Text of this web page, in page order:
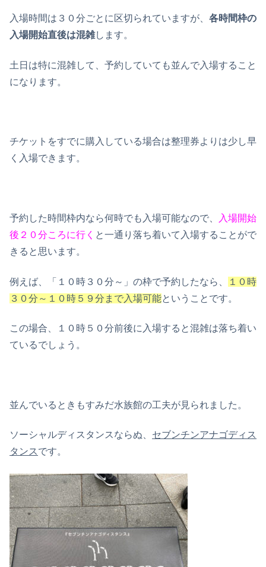
入場時間は３０分ごとに区切られていますが、 各時間枠の
入場開始直後は混雑します。
土日は特に混雑して、予約していても並んで入場すること
になります。
チケットをすでに購入している場合は整理券よりは少し早
く入場できます。
予約した時間枠内なら何時でも入場可能なので、
入場開始
後２０分ころに行く と一通り落ち着いて入場することがで
きると思います。
例えば、「１０時３０分～」の枠で予約したなら、
１０時
３０分～１０時５９分まで入場可能ということです。
この場合、１０時５０分前後に入場すると混雑は落ち着い
ているでしょう。
並んでいるときもすみだ水族館の工夫が見られました。
ソーシャルディスタンスならぬ、 セブンチンアナゴディス
タンス です。